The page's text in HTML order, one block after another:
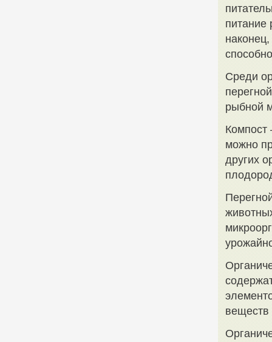
питание
Среди
рыбной
Компост
можно
других
веществ